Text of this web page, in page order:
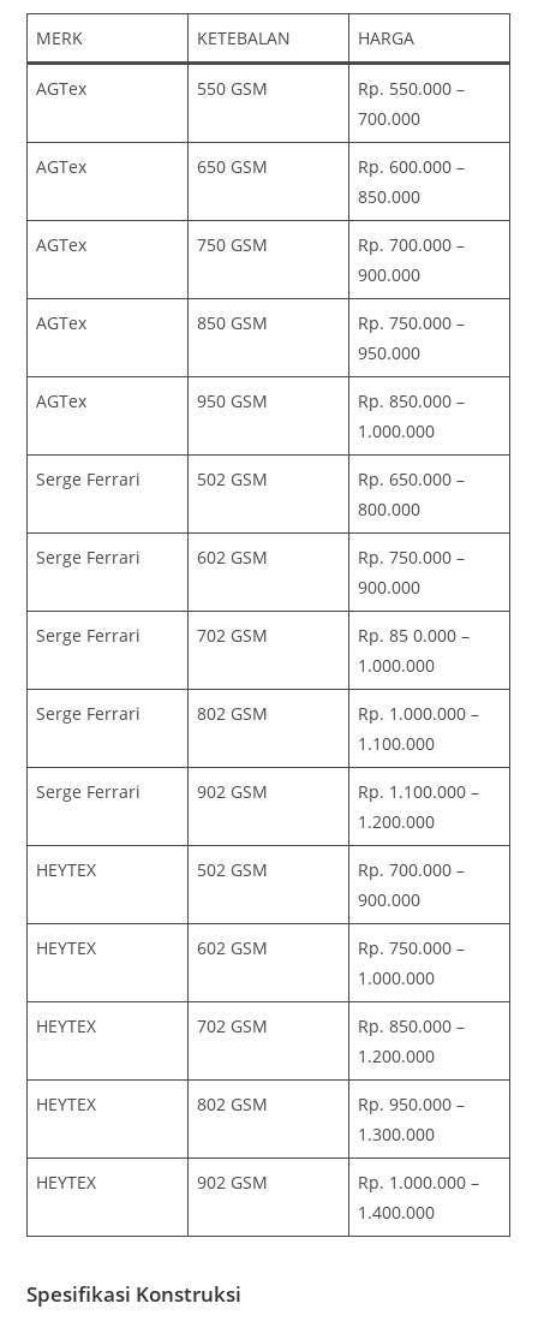
MERK KETEBALAN HARGA
AGTex 550 GSM
Rp. 550.000 –
700.000
AGTex 650 GSM
Rp. 600.000 –
850.000
AGTex 750 GSM
Rp. 700.000 –
900.000
AGTex 850 GSM
Rp. 750.000 –
950.000
AGTex 950 GSM
Rp. 850.000 –
1.000.000
Serge Ferrari 502 GSM
Rp. 650.000 –
800.000
Serge Ferrari 602 GSM
Rp. 750.000 –
900.000
Serge Ferrari 702 GSM
Rp. 85 0.000 –
1.000.000
Serge Ferrari 802 GSM
Rp. 1.000.000 –
1.100.000
Serge Ferrari 902 GSM
Rp. 1.100.000 –
1.200.000
HEYTEX 502 GSM
Rp. 700.000 –
900.000
HEYTEX 602 GSM
Rp. 750.000 –
1.000.000
HEYTEX 702 GSM
Rp. 850.000 –
1.200.000
HEYTEX 802 GSM
Rp. 950.000 –
1.300.000
HEYTEX 902 GSM
Rp. 1.000.000 –
1.400.000
Spesifikasi Konstruksi